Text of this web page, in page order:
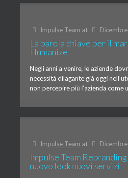
Impulse Team at
La parola chiave per il
Humanize
Negli anni a venire, le aziende
necessità dilagante già oggi
non percepire più l’azienda come
Impulse Team at
Impulse Team
nuovo look nuovi servizi